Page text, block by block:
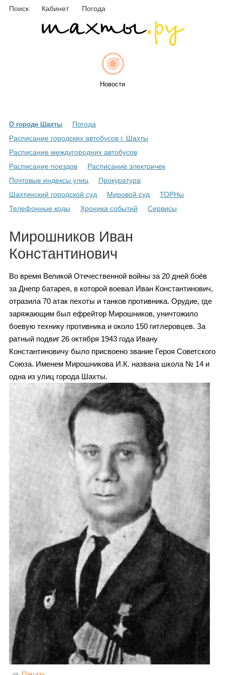
Поиск Кабинет Погода
Новости
Объявления
Инфо
Гороскоп
Фотогалерея
О городе Шахты
Погода
Расписание городских автобусов г. Шахты
Расписание междугородних автобусов
Расписание поездов
Расписание электричек
Почтовые индексы улиц
Прокуратура
Шахтинский городской суд
Мировой суд
ТОРНы
Телефонные коды
Хроника событий Сервисы
Мирошников Иван
Константинович
Во время Великой Отечественной войны за 20 дней боёв
за Днепр батарея, в которой воевал Иван Константинович,
отразила 70 атак пехоты и танков противника. Орудие, где
заряжающим был ефрейтор Мирошников, уничтожило
боевую технику противника и около 150 гитлеровцев. За
ратный подвиг 26 октября 1943 года Ивану
Константиновичу было присвоено звание Героя Советского
Союза. Именем Мирошникова И.К. названа школа № 14 и
одна из улиц города Шахты.